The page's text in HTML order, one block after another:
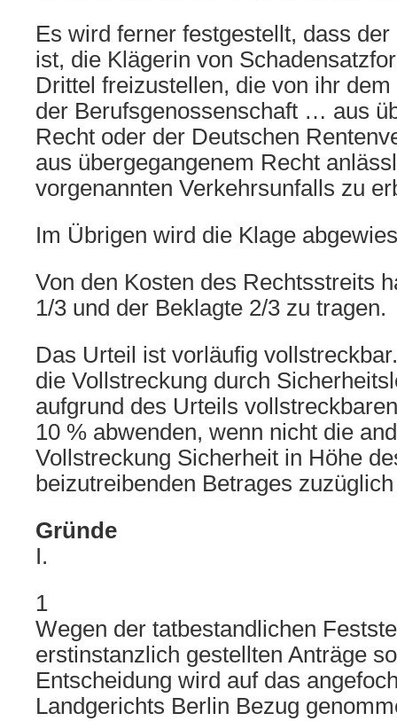
Es wird ferner festgestellt, dass
ist, die Klägerin von
Drittel freizustellen, die von ihr
der Berufsgenossenschaft … aus
Recht oder der Deutschen
aus übergegangenem Recht
vorgenannten Verkehrsunfalls zu
Im Übrigen wird die Klage
Von den Kosten des Rechtsstreits
1/3 und der Beklagte 2/3 zu tragen.
Das Urteil ist vorläufig
die Vollstreckung durch
aufgrund des Urteils
10 % abwenden, wenn nicht die
Vollstreckung Sicherheit in Höhe
beizutreibenden Betrages
Gründe
I.
1
Wegen der tatbestandlichen
erstinstanzlich gestellten Anträge
Entscheidung wird auf das
Landgerichts Berlin Bezug